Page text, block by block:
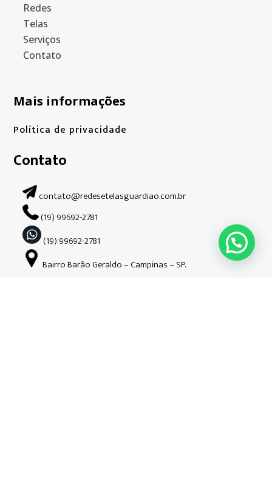
Redes
Telas
Serviços
Contato
Mais informações
Política de privacidade
Contato
contato@redesetelasguardiao.com.br
(19) 99692-2781
(19) 99692-2781
Bairro Barão Geraldo – Campinas – SP.